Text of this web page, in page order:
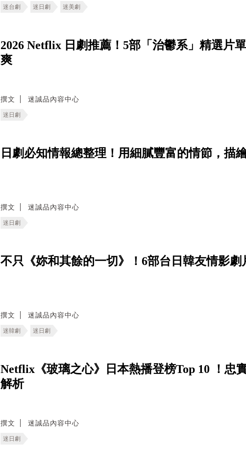
迷台劇 迷日劇 迷美劇
2026 Netflix 日劇推薦！5部「治鬱系」精選片
爽
撰文 迷誠品內容中心
迷日劇
日劇必知情報總整理！用細膩豐富的情節，描
撰文 迷誠品內容中心
迷日劇
不只《妳和其餘的一切》！6部台日韓友情影
撰文 迷誠品內容中心
迷韓劇 迷日劇
Netflix《玻璃之心》日本熱播登榜Top 10 ！忠
解析
撰文 迷誠品內容中心
迷日劇